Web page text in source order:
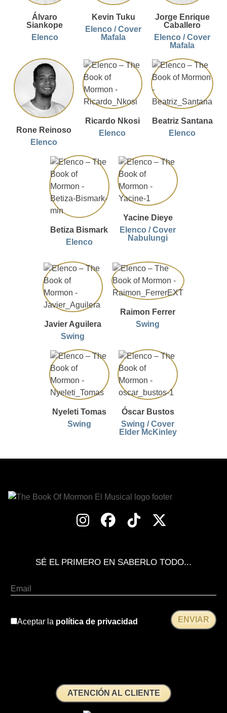
Álvaro
Siankope
Elenco
Kevin Tuku
Elenco / Cover
Mafala
Jorge Enrique
Caballero
Elenco / Cover
Mafala
Rone Reinoso
Elenco
Ricardo Nkosi
Elenco
Beatriz Santana
Elenco
Betiza Bismark
Elenco
Yacine Dieye
Elenco / Cover
Nabulungi
Javier Aguilera
Swing
Raimon Ferrer
Swing
Nyeleti Tomas
Swing
Óscar Bustos
Swing / Cover
Elder McKinley
SÉ EL PRIMERO EN SABERLO TODO...
Aceptar la política de privacidad
ATENCIÓN AL CLIENTE